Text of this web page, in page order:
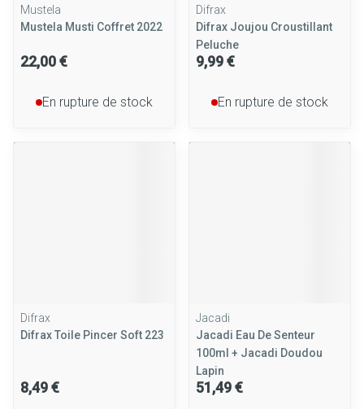
Mustela
Mustela Musti Coffret 2022
22,00 €
En rupture de stock
Difrax
Difrax Joujou Croustillant
Peluche
9,99 €
En rupture de stock
Difrax
Difrax Toile Pincer Soft 223
8,49 €
Jacadi
Jacadi Eau De Senteur
100ml + Jacadi Doudou
Lapin
51,49 €